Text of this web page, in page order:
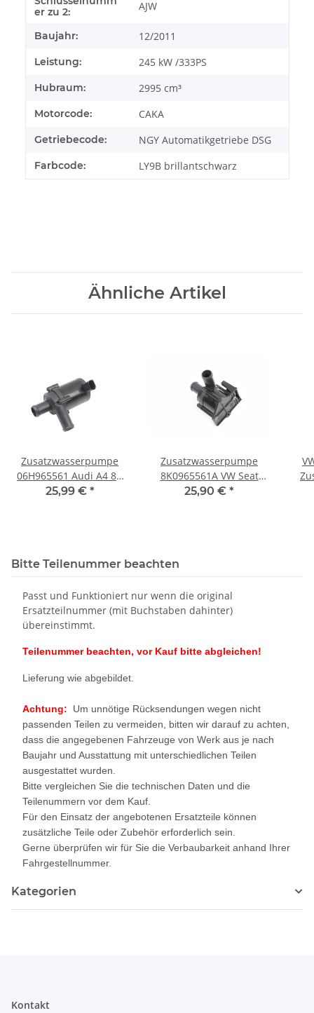
er zu 2:
AJW
Baujahr: 12/2011
Leistung: 245 kW /333PS
Hubraum: 2995 cm³
Motorcode: CAKA
Getriebecode: NGY Automatikgetriebe DSG
Farbcode: LY9B brillantschwarz
Ähnliche Artikel
Zusatzwasserpumpe
06H965561 Audi A4 8K
Q5 8R 2,0 TFSI
25,99 € *
Zusatzwasserpumpe
8K0965561A VW Seat
25,90 € *
Bitte Teilenummer beachten
Passt und Funktioniert nur wenn die original
Ersatzteilnummer (mit Buchstaben dahinter)
übereinstimmt.
Teilenummer beachten, vor Kauf bitte abgleichen!
Lieferung wie abgebildet.
Achtung: Um unnötige Rücksendungen wegen nicht
passenden Teilen zu vermeiden, bitten wir darauf zu achten,
dass die angegebenen Fahrzeuge von Werk aus je nach
Baujahr und Ausstattung mit unterschiedlichen Teilen
ausgestattet wurden.
Bitte vergleichen Sie die technischen Daten und die
Teilenummern vor dem Kauf.
Für den Einsatz der angebotenen Ersatzteile können
zusätzliche Teile oder Zubehör erforderlich sein.
Gerne überprüfen wir für Sie die Verbaubarkeit anhand Ihrer
Fahrgestellnummer.
Kategorien
Kontakt